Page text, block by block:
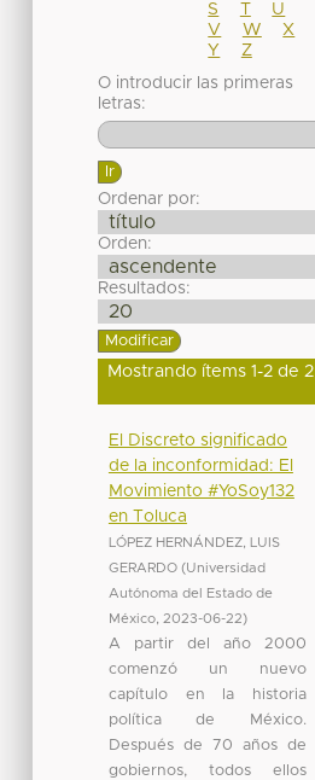
S
T
U
V
W
X
Y
Z
O introducir las primeras
letras:
Ordenar por:
Orden:
Resultados:
Mostrando ítems 1-2 de 2
El Discreto significado
de la inconformidad: El
Movimiento #YoSoy132
en Toluca
LÓPEZ HERNÁNDEZ, LUIS
GERARDO (Universidad
Autónoma del Estado de
México, 2023-06-22)
A partir del año 2000
comenzó un nuevo
capítulo en la historia
política de México.
Después de 70 años de
gobiernos, todos ellos